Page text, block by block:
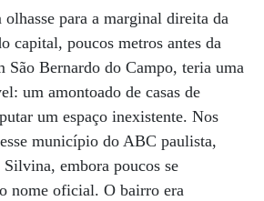
olhasse para a marginal direita da
capital, poucos metros antes da
São Bernardo do Campo, teria uma
um amontoado de casas de
um espaço inexistente. Nos
município do ABC paulista,
embora poucos se
nome oficial. O bairro era